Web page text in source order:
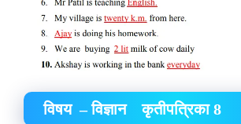
विषय – विज्ञान कृतीपत्रिका 8